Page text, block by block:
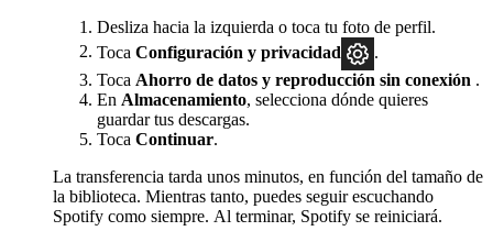
Desliza hacia la izquierda o toca tu foto de perfil.
Toca Configuración y privacidad
.
Toca Ahorro de datos y reproducción sin conexión .
En Almacenamiento, selecciona dónde quieres
guardar tus descargas.
Toca Continuar.
La transferencia tarda unos minutos, en función del tamaño de
la biblioteca. Mientras tanto, puedes seguir escuchando
Spotify como siempre. Al terminar, Spotify se reiniciará.